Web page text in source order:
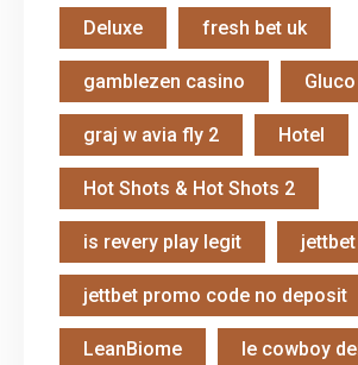
Deluxe fresh bet uk
gamblezen casino
graj w avia fly 2 Hotel
Hot Shots & Hot Shots 2
is revery play legit
jettbet promo code no deposit
LeanBiome le cowboy